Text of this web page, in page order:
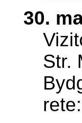
30.
Str.
rete: